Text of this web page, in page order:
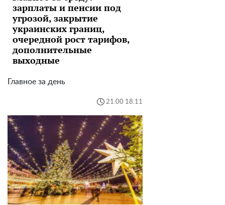
зарплаты и пенсии под
угрозой, закрытие
украинских границ,
очередной рост тарифов,
дополнительные
выходные
Главное за день
21:00 18.11